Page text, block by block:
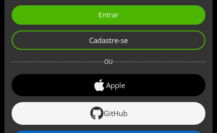
Entrar
Cadastre-se
OU
Apple
GitHub